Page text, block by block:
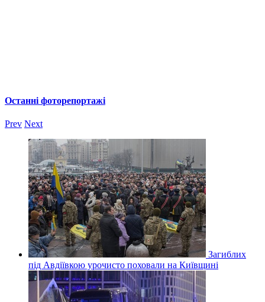
Останні фоторепортажі
Prev Next
Загиблих
під Авдіївкою урочисто поховали на Київщині